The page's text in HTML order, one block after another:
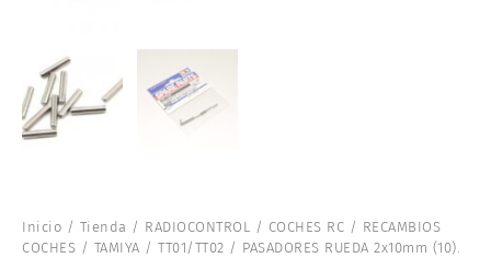
Inicio / Tienda / RADIOCONTROL / COCHES RC / RECAMBIOS
COCHES / TAMIYA / TT01/TT02 / PASADORES RUEDA 2x10mm (10).